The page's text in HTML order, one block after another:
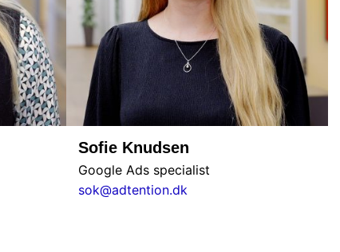
Sofie Knudsen
Google Ads specialist
sok@adtention.dk